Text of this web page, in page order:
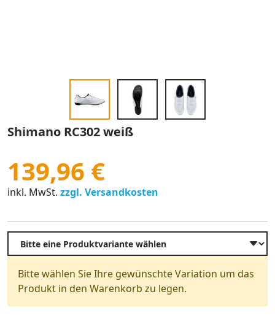
Shimano RC302 weiß
139,96 €
inkl. MwSt. zzgl. Versandkosten
Bitte wählen Sie Ihre gewünschte Variation um das
Produkt in den Warenkorb zu legen.